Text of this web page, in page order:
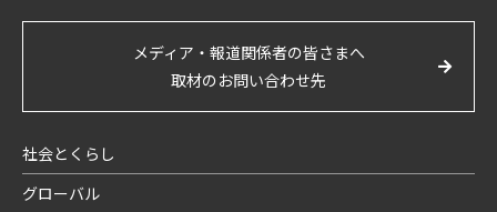
メディア・報道関係者の皆さまへ
取材のお問い合わせ先
社会とくらし
グローバル